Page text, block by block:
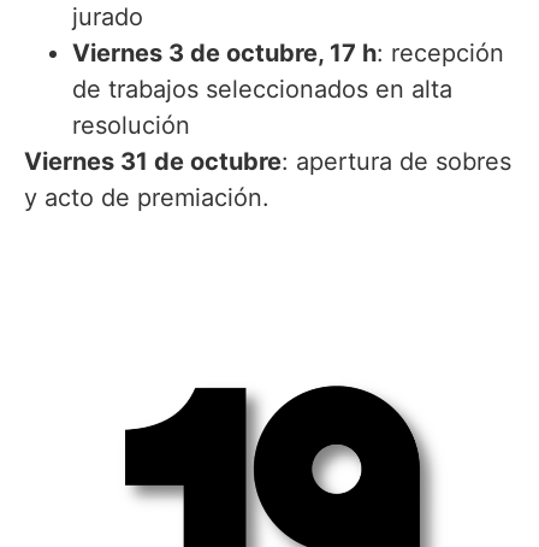
jurado
Viernes 3 de octubre, 17 h: recepción
de trabajos seleccionados en alta
resolución
Viernes 31 de octubre: apertura de sobres
y acto de premiación.